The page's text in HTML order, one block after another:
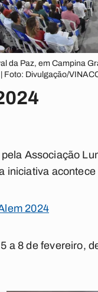
da Paz, em Campina
Foto: Divulgação/
Associação
iniciativa
2024
a 8 de fevereiro,